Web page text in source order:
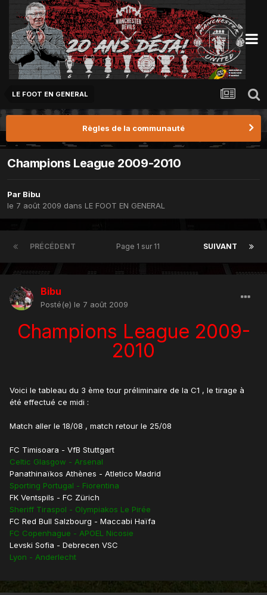
LE FOOT EN GENERAL
Règles de la communauté
Champions League 2009-2010
Par Bibu
le 7 août 2009 dans LE FOOT EN GENERAL
PRÉCÉDENT SUIVANT
Page 1 sur 11
Bibu
Posté(e) le 7 août 2009
Champions League 2009-
2010
Voici le tableau du 3 ème tour préliminaire de la C1 , le tirage à
été effectué ce midi :
Match aller le 18/08 , match retour le 25/08
FC Timisoara - VfB Stuttgart
Celtic Glasgow - Arsenal
Panathinaïkos Athènes - Atletico Madrid
Sporting Portugal - Fiorentina
FK Ventspils - FC Zürich
Sheriff Tiraspol - Olympiakos Le Pirée
FC Red Bull Salzbourg - Maccabi Haïfa
FC Copenhague - APOEL Nicosie
Levski Sofia - Debrecen VSC
Lyon - Anderlecht